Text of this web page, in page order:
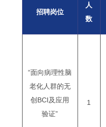
招聘岗位
人
数
“面向病理性脑
老化人群的无
创BCI及应用
验证”
1